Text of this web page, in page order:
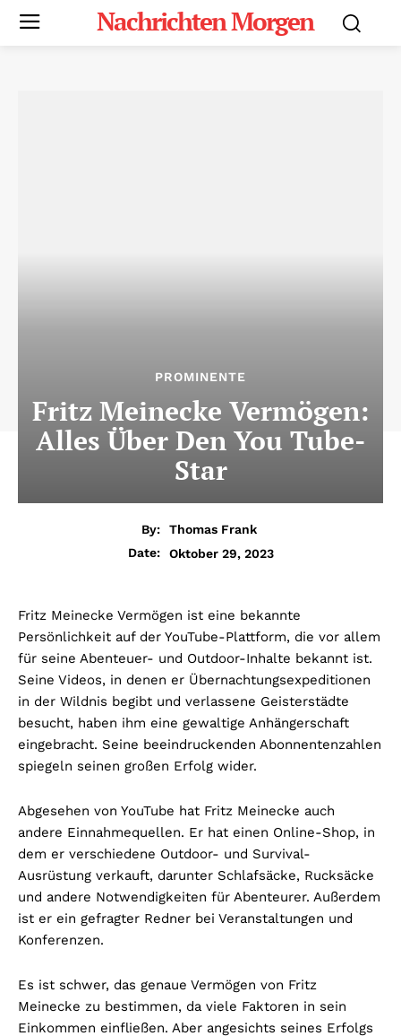
Nachrichten Morgen
PROMINENTE
Fritz Meinecke Vermögen:
Alles Über Den You Tube-
Star
By:
Thomas Frank
Date:
Oktober 29, 2023
Fritz Meinecke Vermögen ist eine bekannte
Persönlichkeit auf der YouTube-Plattform, die vor allem
für seine Abenteuer- und Outdoor-Inhalte bekannt ist.
Seine Videos, in denen er Übernachtungsexpeditionen
in der Wildnis begibt und verlassene Geisterstädte
besucht, haben ihm eine gewaltige Anhängerschaft
eingebracht. Seine beeindruckenden Abonnentenzahlen
spiegeln seinen großen Erfolg wider.
Abgesehen von YouTube hat Fritz Meinecke auch
andere Einnahmequellen. Er hat einen Online-Shop, in
dem er verschiedene Outdoor- und Survival-
Ausrüstung verkauft, darunter Schlafsäcke, Rucksäcke
und andere Notwendigkeiten für Abenteurer. Außerdem
ist er ein gefragter Redner bei Veranstaltungen und
Konferenzen.
Es ist schwer, das genaue Vermögen von Fritz
Meinecke zu bestimmen, da viele Faktoren in sein
Einkommen einfließen. Aber angesichts seines Erfolgs